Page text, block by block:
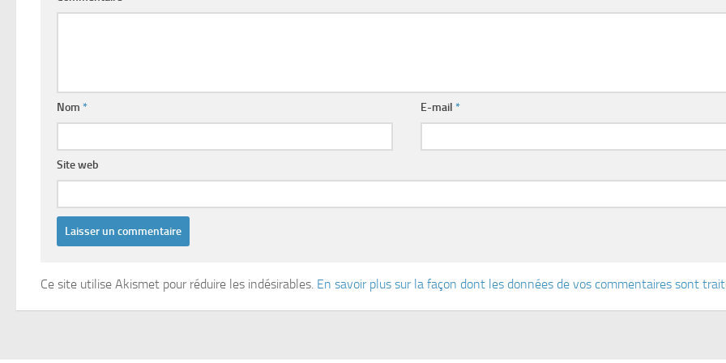
Nom * E-mail*
Site web
Ce site utilise Akismet pour réduire les indésirables. En savoir plus sur la façon dont les données de vos commentaires sont